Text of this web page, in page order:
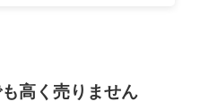
高く売りません